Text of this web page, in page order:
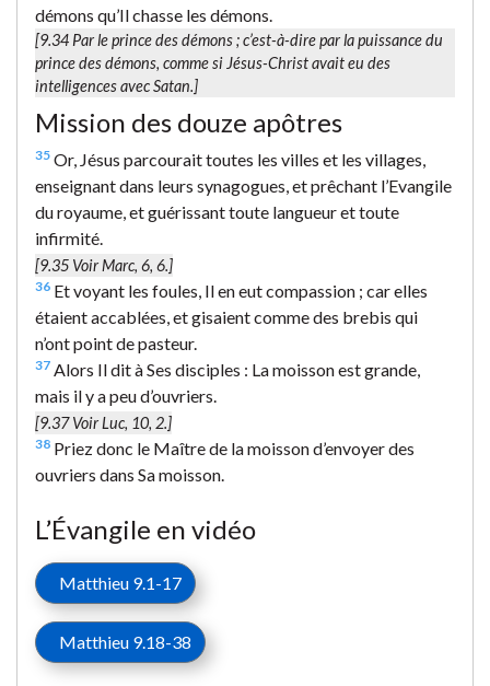
démons qu’Il chasse les démons.
[9.34 Par le prince des démons; c’est-à-dire par la puissance du
prince des démons, comme si Jésus-Christ avait eu des
intelligences avec Satan.]
Mission des douze apôtres
35 Or, Jésus parcourait toutes les villes et les villages,
enseignant dans leurs synagogues, et prêchant l’Evangile
du royaume, et guérissant toute langueur et toute
infirmité.
[9.35 Voir Marc, 6, 6.]
36 Et voyant les foules, Il en eut compassion ; car elles
étaient accablées, et gisaient comme des brebis qui
n’ont point de pasteur.
37 Alors Il dit à Ses disciples : La moisson est grande,
mais il y a peu d’ouvriers.
[9.37 Voir Luc, 10, 2.]
38 Priez donc le Maître de la moisson d’envoyer des
ouvriers dans Sa moisson.
L’Évangile en vidéo
Matthieu 9.1-17
Matthieu 9.18-38